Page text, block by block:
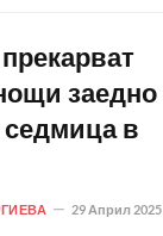
заедно
седмица в
29 Април 2025